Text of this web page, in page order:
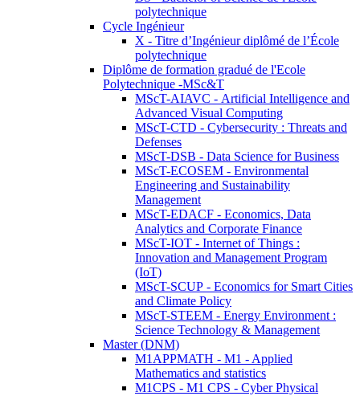
polytechnique
Cycle Ingénieur
X - Titre d’Ingénieur diplômé de l’École
polytechnique
Diplôme de formation gradué de l'Ecole
Polytechnique -MSc&T
MScT-AIAVC - Artificial Intelligence and
Advanced Visual Computing
MScT-CTD - Cybersecurity : Threats and
Defenses
MScT-DSB - Data Science for Business
MScT-ECOSEM - Environmental
Engineering and Sustainability
Management
MScT-EDACF - Economics, Data
Analytics and Corporate Finance
MScT-IOT - Internet of Things :
Innovation and Management Program
(IoT)
MScT-SCUP - Economics for Smart Cities
and Climate Policy
MScT-STEEM - Energy Environment :
Science Technology & Management
Master (DNM)
M1APPMATH - M1 - Applied
Mathematics and statistics
M1CPS - M1 CPS - Cyber Physical